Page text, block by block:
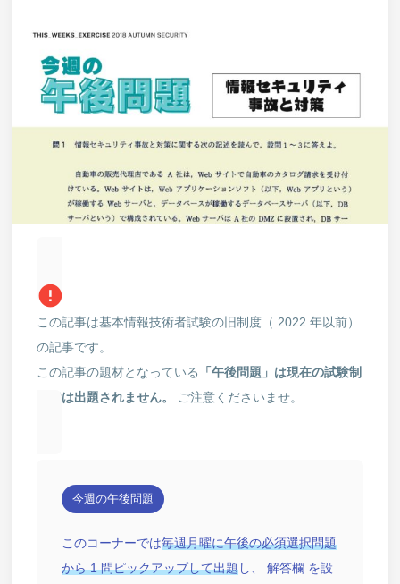
error
この記事は基本情報技術者試験の旧制度（ 2022 年以前）
の記事です。
この記事の題材となっている
「午後問題」は現在の試験制
度では出題されません。
ご注意くださいませ。
今週の午後問題
このコーナーでは毎週月曜に午後の必須選択問題
から 1 問ピックアップして出題し、 解答欄 を設